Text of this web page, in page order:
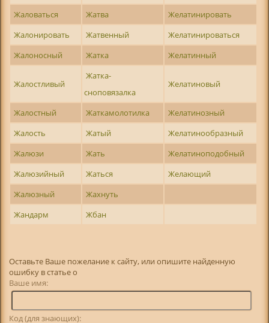
Жаловаться
Жатва
Желатинировать
Жалонировать
Жатвенный
Желатинироваться
Жалоносный
Жатка Желатинный
Жалостливый
Жатка-
сноповязалка
Желатиновый
Жалостный Жаткамолотилка
Желатинозный
Жалость
Жатый
Желатинообразный
Жалюзи
Жать
Желатиноподобный
Жалюзийный
Жаться
Желающий
Жалюзный
Жахнуть
Жандарм
Жбан
Оставьте Ваше пожелание к сайту, или опишите найденную
ошибку в статье о
Ваше имя:
Код (для знающих):